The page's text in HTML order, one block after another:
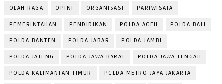
OLAH RAGA OPINI ORGANISASI PARIWISATA
PEMERINTAHAN PENDIDIKAN POLDA ACEH POLDA BALI
POLDA BANTEN POLDA JABAR POLDA JAMBI
POLDA JATENG POLDA JAWA BARAT POLDA JAWA TENGAH
POLDA KALIMANTAN TIMUR POLDA METRO JAYA JAKARTA